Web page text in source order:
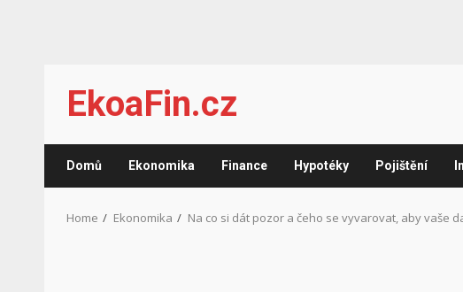
content
EkoaFin.cz
Domů Ekonomika Finance Hypotéky Pojištění
Home Ekonomika Na co si dát pozor a čeho se vyvarovat, aby vaše